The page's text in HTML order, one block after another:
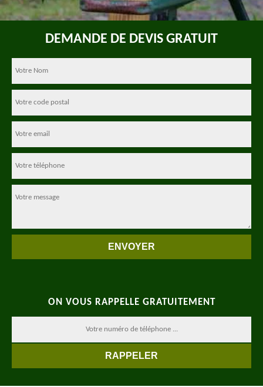
DEMANDE DE DEVIS GRATUIT
ON VOUS RAPPELLE GRATUITEMENT